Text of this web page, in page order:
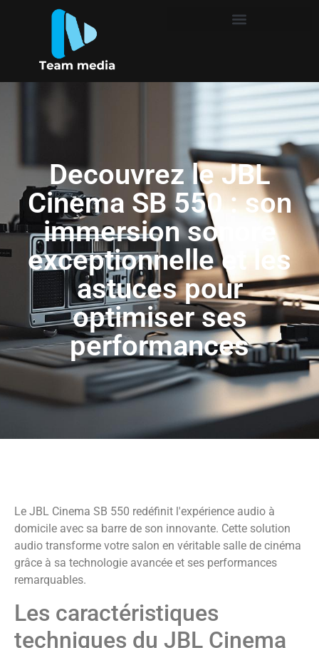
Decouvrez le JBL
Cinema SB 550 : son
immersion sonore
exceptionnelle et les
astuces pour
optimiser ses
performances
Le JBL Cinema SB 550 redéfinit l'expérience audio à
domicile avec sa barre de son innovante. Cette solution
audio transforme votre salon en véritable salle de cinéma
grâce à sa technologie avancée et ses performances
remarquables.
Les caractéristiques
techniques du JBL Cinema